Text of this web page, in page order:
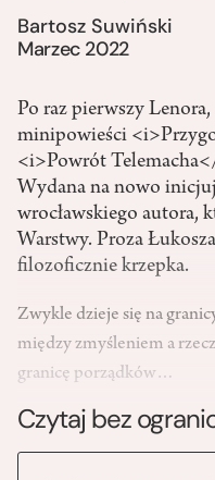
Bartosz Suwiński
Marzec 2022
Po raz pierwszy Lenora,
minipowieści
<i>Powrót
Wydana na nowo
wrocławskiego autora,
Warstwy. Proza
filozoficznie krzepka.
Zwykle dzieje się na
między zmyśleniem a
granicę porządków…
Czytaj bez